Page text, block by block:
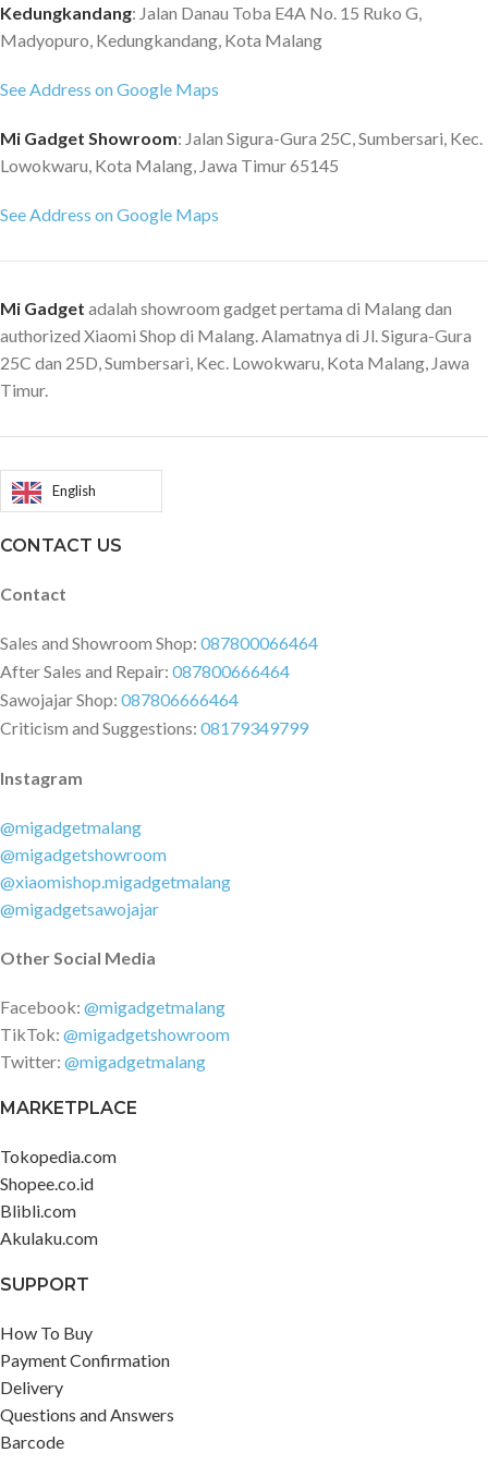
compartment can easily hold your
clothing,books,iPad,water
bottle,umbrella,etc -3 Small
two side pockets are convenient
for you to put
wallet,keys,headphone,paper
towel,etc. Brand: Xiaomi
Pocket,Wearable For: Daily
Polyester Product Size(L x W x
H): 34.00 x 23.00 x 13.00 cm
Whats inside: 1 x Backpack
mengambil. * S-jenis desain tali,
menutup ke bahu, secara efektif
disipasi panas cepat dan
permeabilitas baik. * Hadiah yang
Backpack
Kedungkandang: Jalan Danau Toba E4A No. 15 Ruko G,
Madyopuro, Kedungkandang, Kota Malang
See Address on Google Maps
Mi Gadget Showroom: Jalan Sigura-Gura 25C, Sumbersari, Kec.
Lowokwaru, Kota Malang, Jawa Timur 65145
See Address on Google Maps
Mi Gadget adalah showroom gadget pertama di Malang dan
authorized Xiaomi Shop di Malang. Alamatnya di Jl. Sigura-Gura
25C dan 25D, Sumbersari, Kec. Lowokwaru, Kota Malang, Jawa
Timur.
English
CONTACT US
Contact
Sales and Showroom Shop: 087800066464
After Sales and Repair: 087800666464
Sawojajar Shop: 087806666464
Criticism and Suggestions: 08179349799
Instagram
@migadgetmalang
@migadgetshowroom
@xiaomishop.migadgetmalang
@migadgetsawojajar
Other Social Media
Facebook: @migadgetmalang
TikTok: @migadgetshowroom
Twitter: @migadgetmalang
MARKETPLACE
Tokopedia.com
Shopee.co.id
Blibli.com
Akulaku.com
SUPPORT
How To Buy
Payment Confirmation
Delivery
Questions and Answers
Barcode